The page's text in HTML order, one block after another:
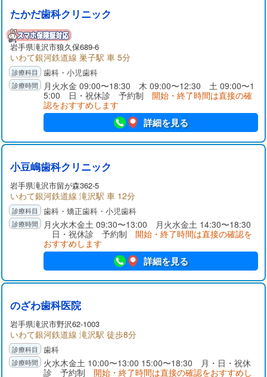
たかだ歯科クリニック
岩手県滝沢市狼久保689-6
いわて銀河鉄道線 巣子駅 車 5分
歯科・小児歯科
月火水金 09:00〜18:30 木 09:00〜12:30 土 09:00〜1
5:00 日・祝休診 予約制 開始・終了時間は直接の確
認をおすすめします
詳細を見る
小豆嶋歯科クリニック
岩手県滝沢市留が森362-5
いわて銀河鉄道線 滝沢駅 車 12分
歯科・矯正歯科・小児歯科
月火水木金土 09:30〜13:00 月火水金土 14:30〜18:30
日・祝休診 予約制 開始・終了時間は直接の確認を
おすすめします
詳細を見る
のざわ歯科医院
岩手県滝沢市野沢62-1003
いわて銀河鉄道線 滝沢駅 徒歩8分
歯科
火水木金土 10:00〜13:00 15:00〜18:30 月・日・祝休
診 予約制 開始・終了時間は直接の確認をおすすめし